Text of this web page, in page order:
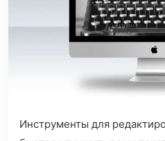
Инструменты для